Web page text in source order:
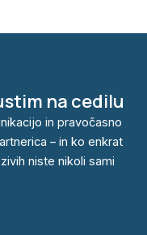
na cedilu
in pravočasno
– in ko enkrat
niste nikoli sami